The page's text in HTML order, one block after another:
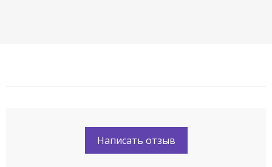
Написать отзыв